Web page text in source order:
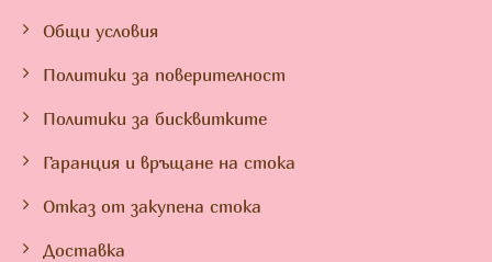
Общи условия
Политики за поверителност
Политики за бисквитките
Гаранция и връщане на стока
Отказ от закупена стока
Доставка